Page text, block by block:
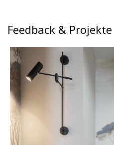
Feedback & Projekte